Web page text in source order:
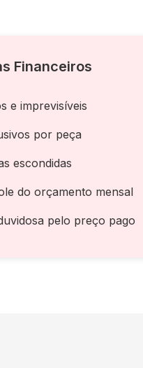
Financeiros
e imprevisíveis
por peça
escondidas
do orçamento mensal
pelo preço pago